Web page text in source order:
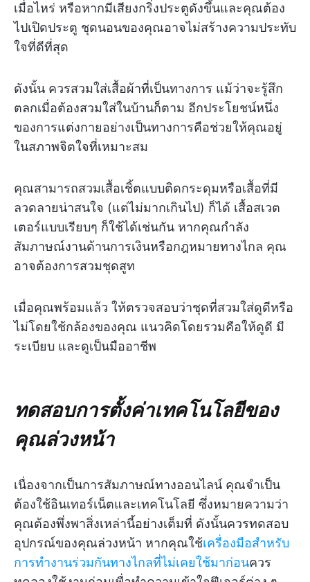
เมื่อไหร่ หรือหากมีเสียงกริ่งประตูดังขึ้นและคุณต้อง
ไปเปิดประตู ชุดนอนของคุณอาจไม่สร้างความประทับ
ใจที่ดีที่สุด
ดังนั้น ควรสวมใส่เสื้อผ้าที่เป็นทางการ แม้ว่าจะรู้สึก
ตลกเมื่อต้องสวมใส่ในบ้านก็ตาม อีกประโยชน์หนึ่ง
ของการแต่งกายอย่างเป็นทางการคือช่วยให้คุณอยู่
ในสภาพจิตใจที่เหมาะสม
คุณสามารถสวมเสื้อเชิ้ตแบบติดกระดุมหรือเสื้อที่มี
ลวดลายน่าสนใจ (แต่ไม่มากเกินไป) ก็ได้ เสื้อสเวต
เตอร์แบบเรียบๆ ก็ใช้ได้เช่นกัน หากคุณกำลัง
สัมภาษณ์งานด้านการเงินหรือกฎหมายทางไกล คุณ
อาจต้องการสวมชุดสูท
เมื่อคุณพร้อมแล้ว ให้ตรวจสอบว่าชุดที่สวมใส่ดูดีหรือ
ไม่โดยใช้กล้องของคุณ แนวคิดโดยรวมคือให้ดูดี มี
ระเบียบ และดูเป็นมืออาชีพ
ทดสอบการตั้งค่าเทคโนโลยีของ
คุณล่วงหน้า
เนื่องจากเป็นการสัมภาษณ์ทางออนไลน์ คุณจำเป็น
ต้องใช้อินเทอร์เน็ตและเทคโนโลยี ซึ่งหมายความว่า
คุณต้องพึ่งพาสิ่งเหล่านี้อย่างเต็มที่ ดังนั้นควรทดสอบ
อุปกรณ์ของคุณล่วงหน้า หากคุณใช้เครื่องมือสำหรับ
การทำงานร่วมกันทางไกลที่ไม่เคยใช้มาก่อนควร